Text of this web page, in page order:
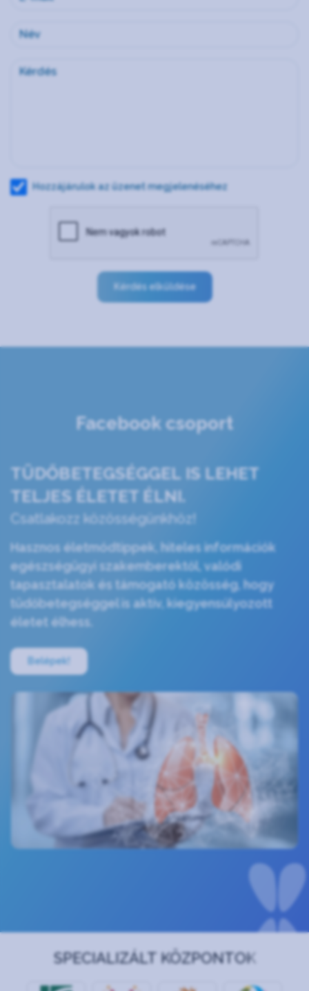
Hozzájárulok az üzenet megjelenéséhez
Kérdés elküldése
Facebook csoport
TÜDŐBETEGSÉGGEL IS LEHET
TELJES ÉLETET ÉLNI.
Csatlakozz közösségünkhöz!
Hasznos életmódtippek, hiteles információk
egészségügyi szakemberektől, valódi
tapasztalatok és támogató közösség, hogy
tüdőbetegséggel is aktív, kiegyensúlyozott
életet élhess.
Belépek!
SPECIALIZÁLT KÖZPONTOK